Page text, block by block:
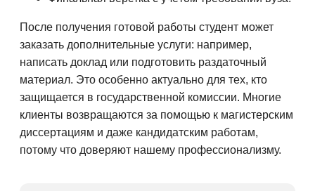
После получения готовой работы студент может
заказать дополнительные услуги: например,
написать доклад или подготовить раздаточный
материал. Это особенно актуально для тех, кто
защищается в государственной комиссии. Многие
клиенты возвращаются за помощью к магистерским
диссертациям и даже кандидатским работам,
потому что доверяют нашему профессионализму.